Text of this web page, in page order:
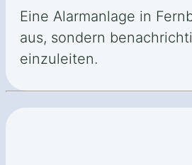
Eine Alarmanlage in
aus, sondern
einzuleiten.